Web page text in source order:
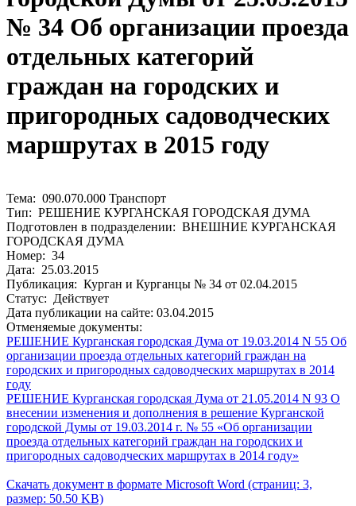
№ 34 Об организации проезда
отдельных категорий
граждан на городских и
пригородных садоводческих
маршрутах в 2015 году
Тема: 090.070.000 Транспорт
Тип: РЕШЕНИЕ КУРГАНСКАЯ ГОРОДСКАЯ ДУМА
Подготовлен в подразделении: ВНЕШНИЕ КУРГАНСКАЯ
ГОРОДСКАЯ ДУМА
Номер: 34
Дата: 25.03.2015
Публикация: Курган и Курганцы № 34 от 02.04.2015
Статус: Действует
Дата публикации на сайте: 03.04.2015
Отменяемые документы:
РЕШЕНИЕ Курганская городская Дума от 19.03.2014 N 55 Об
организации проезда отдельных категорий граждан на
городских и пригородных садоводческих маршрутах в 2014
году
РЕШЕНИЕ Курганская городская Дума от 21.05.2014 N 93 О
внесении изменения и дополнения в решение Курганской
городской Думы от 19.03.2014 г. № 55 «Об организации
проезда отдельных категорий граждан на городских и
пригородных садоводческих маршрутах в 2014 году»
Скачать документ в формате Microsoft Word (страниц: 3,
размер: 50.50 KB)